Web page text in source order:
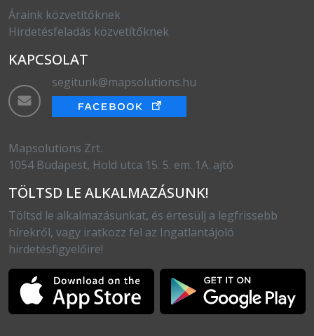
Áraink közvetítőknek
Hirdetésfeladás közvetítőknek
KAPCSOLAT
segitunk@mapsolutions.hu
Mapsolutions Zrt.
1054 Budapest, Hold utca 15. 5. em. 1A. ajtó
TÖLTSD LE ALKALMAZÁSUNK!
Töltsd le alkalmazásunkat, és értesülj a legfrissebb
hírekről, vagy iratkozz fel az Ingatlantájoló
hirdetésfigyelőire!